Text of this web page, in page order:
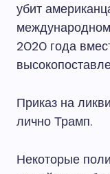
убит
2020 года
Приказ на
лично Трамп.
Некоторые